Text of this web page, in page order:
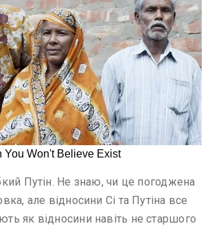
Путін. Не знаю, чи це погоджена
але відносини Сі та Путіна все
як відносини навіть не старшого